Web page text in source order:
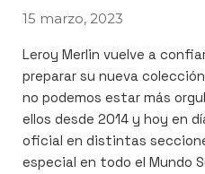
PUBLICADO
15 marzo, 2023
Leroy Merlin vuelve a
preparar su nueva
no podemos estar más
ellos desde 2014 y hoy en
oficial en distintas
especial en todo el Mundo